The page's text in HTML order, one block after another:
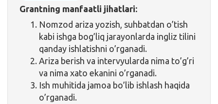
Grantning manfaatli jihatlari:
Nomzod ariza yozish, suhbatdan o’tish
kabi ishga bog’liq jarayonlarda ingliz tilini
qanday ishlatishni o’rganadi.
Ariza berish va intervyularda nima to’g’ri
va nima xato ekanini o’rganadi.
Ish muhitida jamoa bo’lib ishlash haqida
o’rganadi.